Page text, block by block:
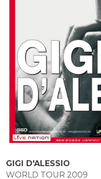
GIGI D'ALESSIO
WORLD TOUR 2009